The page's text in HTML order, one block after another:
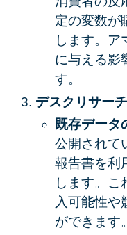
定の変数が
します。ア
に与える影
す。
デスクリサー
既存データ
公開されて
報告書を利
します。こ
入可能性や
ができます。